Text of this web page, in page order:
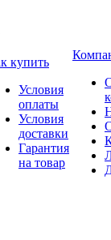
купить
Условия
оплаты
Условия
доставки
Гарантия
на товар